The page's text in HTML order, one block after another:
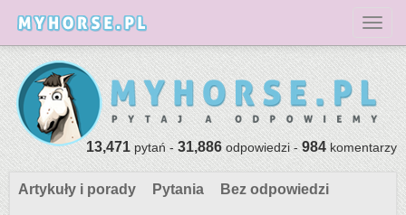
13,471pytań -31,886odpowiedzi -984komentarzy
Artykuły i porady Pytania Bez odpowiedzi